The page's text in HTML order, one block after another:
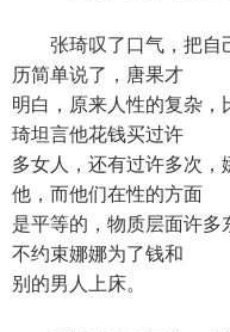
张琦叹了口气，把自
历简单说了，唐果才
明白，原来人性的复杂，
琦坦言他花钱买过许
多女人，还有过许多次，
他，而他们在性的方面
是平等的，物质层面许
不约束娜娜为了钱和
别的男人上床。